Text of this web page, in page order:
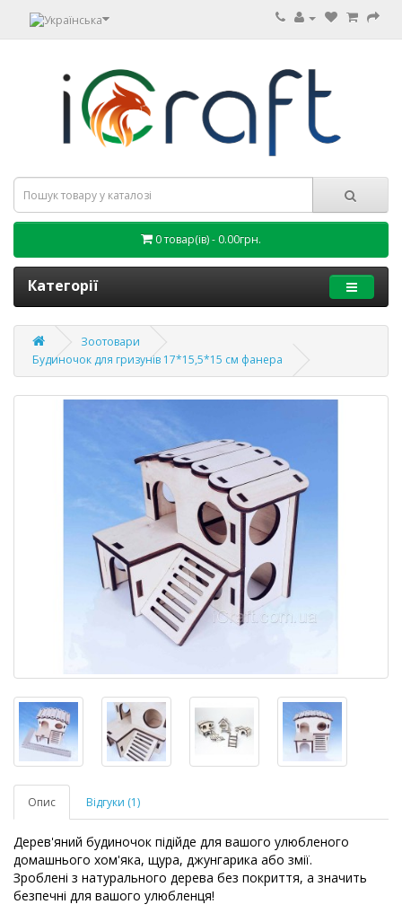
0 товар(ів) - 0.00грн.
Категорії
Зоотовари
Будиночок для гризунів 17*15,5*15 см фанера
Опис Відгуки (1)
Дерев'яний будиночок підійде для вашого улюбленого
домашнього хом'яка, щура, джунгарика або змії.
Зроблені з натурального дерева без покриття, а значить
безпечні для вашого улюбленця!